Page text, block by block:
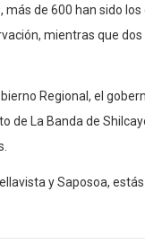
de 600 han sido
mientras que
Regional, el
La Banda de
y Saposoa,